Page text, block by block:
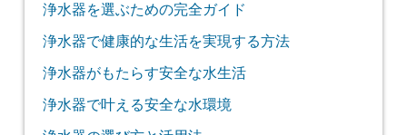
浄水器を選ぶための完全ガイド
浄水器で健康的な生活を実現する方法
浄水器がもたらす安全な水生活
浄水器で叶える安全な水環境